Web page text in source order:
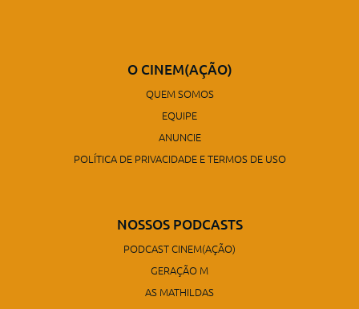
O CINEM(AÇÃO)
QUEM SOMOS
EQUIPE
ANUNCIE
POLÍTICA DE PRIVACIDADE E TERMOS DE USO
NOSSOS PODCASTS
PODCAST CINEM(AÇÃO)
GERAÇÃO M
AS MATHILDAS